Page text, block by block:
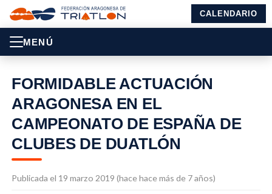
CALENDARIO
MENÚ
FORMIDABLE ACTUACIÓN
ARAGONESA EN EL
CAMPEONATO DE ESPAÑA DE
CLUBES DE DUATLÓN
Publicada el 19 marzo 2019 (hace hace más de 7 años)